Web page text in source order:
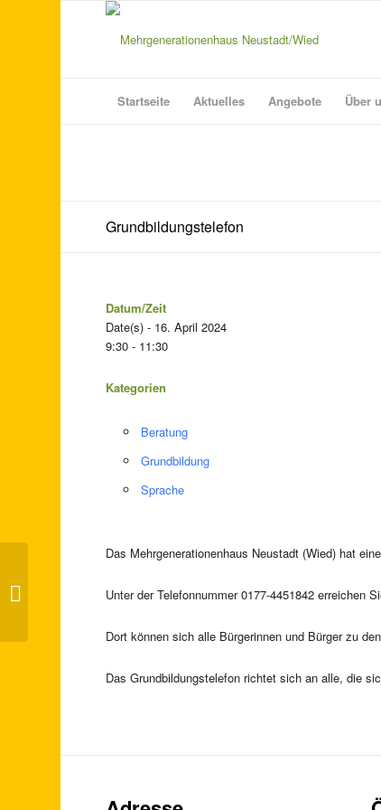
Startseite Aktuelles Angebote Über
Grundbildungstelefon
Datum/Zeit
Date(s) - 16. April 2024
9:30 - 11:30
Kategorien
Beratung
Grundbildung
Sprache
Das Mehrgenerationenhaus Neustadt (Wied) hat
Unter der Telefonnummer 0177-4451842 erreichen
Dort können sich alle Bürgerinnen und Bürger zu
Das Grundbildungstelefon richtet sich an alle, die